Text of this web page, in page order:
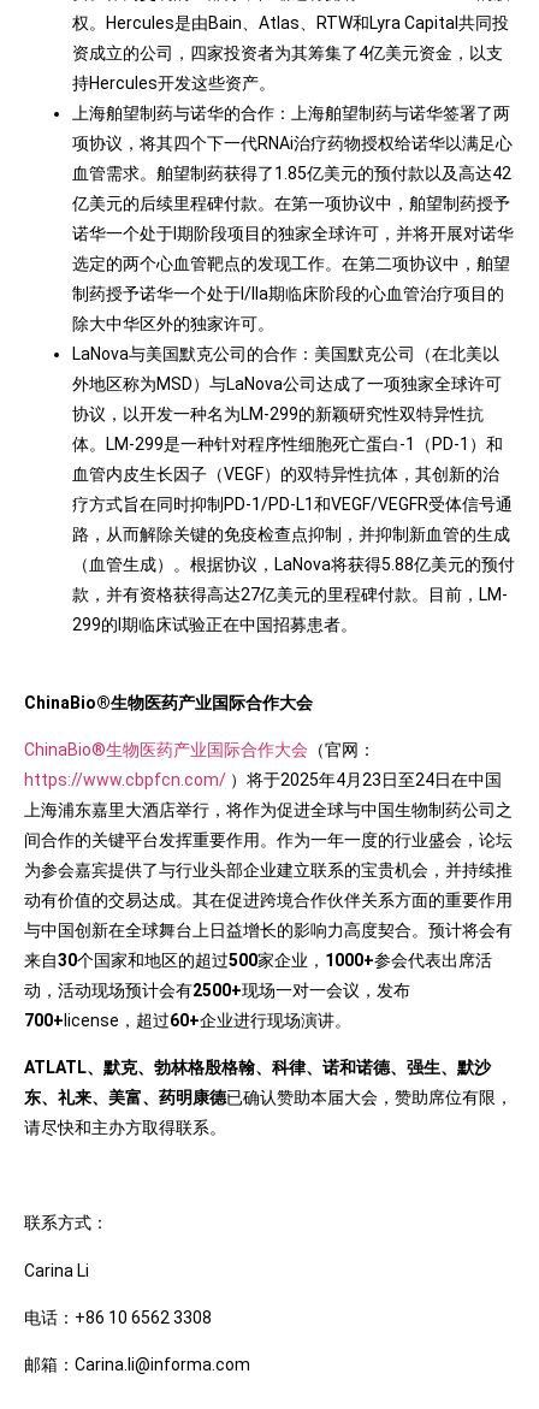
权。Hercules是由Bain、Atlas、RTW和Lyra Capital共同投
资成立的公司，四家投资者为其筹集了4亿美元资金，以支
持Hercules开发这些资产。
上海舶望制药与诺华的合作：上海舶望制药与诺华签署了两
项协议，将其四个下一代RNAi治疗药物授权给诺华以满足心
血管需求。舶望制药获得了1.85亿美元的预付款以及高达42
亿美元的后续里程碑付款。在第一项协议中，舶望制药授予
诺华一个处于I期阶段项目的独家全球许可，并将开展对诺华
选定的两个心血管靶点的发现工作。在第二项协议中，舶望
制药授予诺华一个处于I/IIa期临床阶段的心血管治疗项目的
除大中华区外的独家许可。
LaNova与美国默克公司的合作：美国默克公司（在北美以
外地区称为MSD）与LaNova公司达成了一项独家全球许可
协议，以开发一种名为LM-299的新颖研究性双特异性抗
体。LM-299是一种针对程序性细胞死亡蛋白-1（PD-1）和
血管内皮生长因子（VEGF）的双特异性抗体，其创新的治
疗方式旨在同时抑制PD-1/PD-L1和VEGF/VEGFR受体信号通
路，从而解除关键的免疫检查点抑制，并抑制新血管的生成
（血管生成）。根据协议，LaNova将获得5.88亿美元的预付
款，并有资格获得高达27亿美元的里程碑付款。目前，LM-
299的I期临床试验正在中国招募患者。
ChinaBio®生物医药产业国际合作大会
ChinaBio®生物医药产业国际合作大会 （官网：
https://www.cbpfcn.com/ ）将于2025年4月23日至24日在中国
上海浦东嘉里大酒店举行，将作为促进全球与中国生物制药公司之
间合作的关键平台发挥重要作用。作为一年一度的行业盛会，论坛
为参会嘉宾提供了与行业头部企业建立联系的宝贵机会，并持续推
动有价值的交易达成。其在促进跨境合作伙伴关系方面的重要作用
与中国创新在全球舞台上日益增长的影响力高度契合。预计将会有
来自30个国家和地区的超过500家企业， 1000+参会代表出席活
动，活动现场预计会有2500+现场一对一会议，发布
700+ license，超过60+企业进行现场演讲。
ATLATL、默克、勃林格殷格翰、科律、诺和诺德、强生、默沙
东、礼来、美富、药明康德已确认赞助本届大会，赞助席位有限，
请尽快和主办方取得联系。
联系方式：
Carina Li
电话：+86 10 6562 3308
邮箱：Carina.li@informa.com